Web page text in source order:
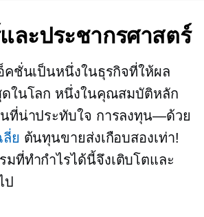
ละประชากรศาสตร์
คชั่นเป็นหนึ่งในธุรกิจที่ให้ผล
ในโลก หนึ่งในคุณสมบัติหลัก
ที่น่าประทับใจ การลงทุน—ด้วย
ลี่ย ต้นทุนขายส่งเกือบสองเท่า!
ที่ทำกำไรได้นี้จึงเติบโตและ
ป